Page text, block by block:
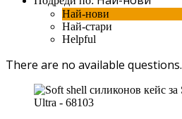
Най-нови
Най-стари
Helpful
There are no available questions.